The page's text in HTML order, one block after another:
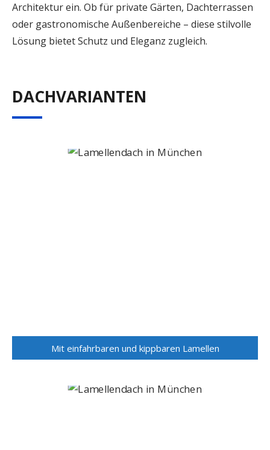
Architektur ein. Ob für private Gärten, Dachterrassen
oder gastronomische Außenbereiche – diese stilvolle
Lösung bietet Schutz und Eleganz zugleich.
DACHVARIANTEN
Mit einfahrbaren und kippbaren Lamellen